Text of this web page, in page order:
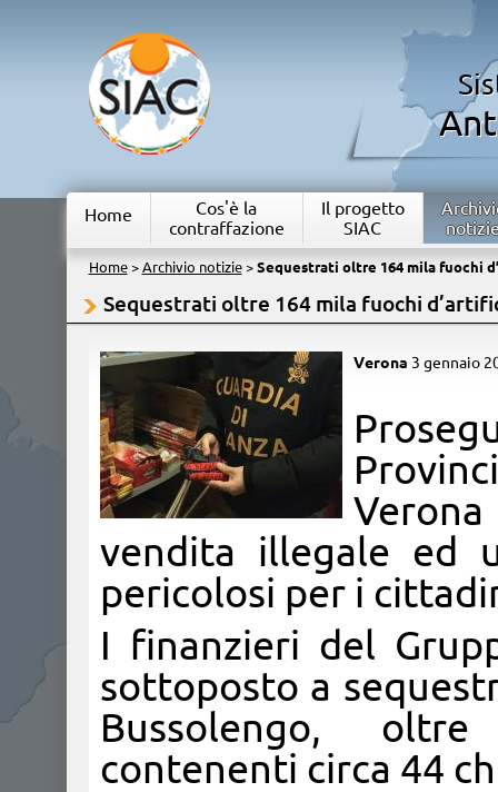
Home
Cos'è la
contraffazione
Il progetto
SIAC
Home> Archivio notizie> Sequestrati oltre 164 mila fuochi
Sequestrati oltre 164 mila fuochi
Verona 3 gennaio
vendita illegale ed
pericolosi per i
I finanzieri del
sottoposto a
Bussolengo,
contenenti circa 44